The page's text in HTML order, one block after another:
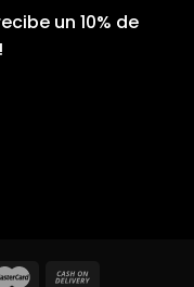
un 10% de